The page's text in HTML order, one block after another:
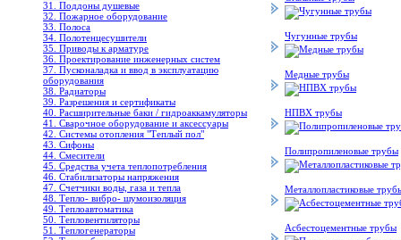
31. Поддоны душевые
32. Пожарное оборудование
33. Полоса
34. Полотенцесушители
35. Приводы к арматуре
36. Проектирование инженерных систем
37. Пусконаладка и ввод в эксплуатацию
оборудования
38. Радиаторы
39. Разрешения и сертификаты
40. Расширительные баки / гидроаккамуляторы
41. Сварочное оборудование и аксессуары
42. Системы отопления "Теплый пол"
43. Сифоны
44. Смесители
45. Средства учета теплопотребления
46. Стабилизаторы напряжения
47. Счетчики воды, газа и тепла
48. Тепло- вибро- шумоизоляция
49. Теплоавтоматика
50. Тепловентиляторы
51. Теплогенераторы
Чугунные трубы
Медные трубы
НПВХ трубы
Полипропиленовые трубы
Металлопластиковые
Асбестоцементные трубы